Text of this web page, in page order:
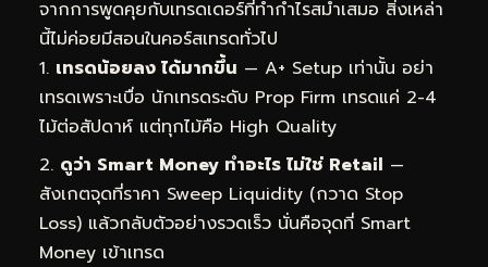
จากการพูดคุยกับเทรดเดอร์ที่ทำกำไรสม่ำเสมอ สิ่งเหล่า
นี้ไม่ค่อยมีสอนในคอร์สเทรดทั่วไป
เทรดน้อยลง ได้มากขึ้น — A+ Setup เท่านั้น อย่า
เทรดเพราะเบื่อ นักเทรดระดับ Prop Firm เทรดแค่ 2-4
ไม้ต่อสัปดาห์ แต่ทุกไม้คือ High Quality
ดูว่า Smart Money ทำอะไร ไม่ใช่ Retail —
สังเกตจุดที่ราคา Sweep Liquidity (กวาด Stop
Loss) แล้วกลับตัวอย่างรวดเร็ว นั่นคือจุดที่ Smart
Money เข้าเทรด